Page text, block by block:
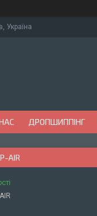
Україна
ДРОПШИППІНГ
AIR